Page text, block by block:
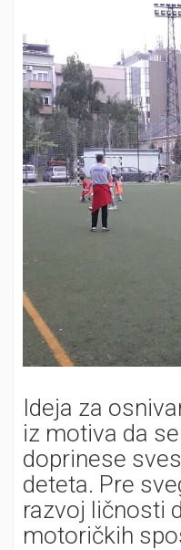
Ideja za
iz motiva da
doprinese
deteta. Pre
razvoj ličnosti
motoričkih